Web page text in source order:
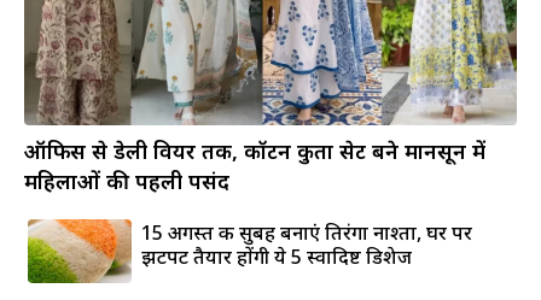
ऑफिस से डेली वियर तक, कॉटन कुर्ता सेट बने मानसून में
महिलाओं की पहली पसंद
15 अगस्त की सुबह बनाएं तिरंगा नाश्ता, घर पर
झटपट तैयार होंगी ये 5 स्वादिष्ट डिशेज